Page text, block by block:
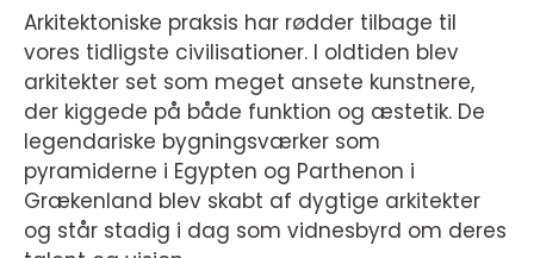
Arkitektoniske praksis har rødder tilbage til
vores tidligste civilisationer. I oldtiden blev
arkitekter set som meget ansete kunstnere,
der kiggede på både funktion og æstetik. De
legendariske bygningsværker som
pyramiderne i Egypten og Parthenon i
Grækenland blev skabt af dygtige arkitekter
og står stadig i dag som vidnesbyrd om deres